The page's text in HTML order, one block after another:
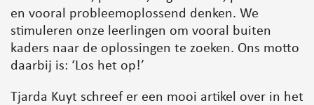
samenwerken, plannen, organiseren, presenteren
en vooral probleemoplossend denken. We
stimuleren onze leerlingen om vooral buiten
kaders naar de oplossingen te zoeken. Ons motto